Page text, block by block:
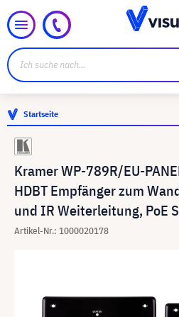
Startseite
Kramer WP-789R/EU-
HDBT Empfänger zum
und IR Weiterleitung, PoE
Artikel-Nr.: 1000020178